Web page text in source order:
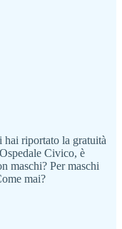
riportato la gratuità
Civico, è
maschi? Per maschi
mai?